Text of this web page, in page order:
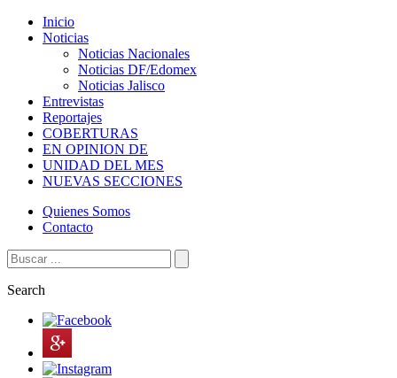
Inicio
Noticias
Noticias Nacionales
Noticias DF/Edomex
Noticias Jalisco
Entrevistas
Reportajes
COBERTURAS
EN OPINION DE
UNIDAD DEL MES
NUEVAS SECCIONES
Quienes Somos
Contacto
Search